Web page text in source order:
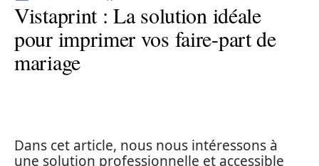
Vistaprint : La solution idéale
pour imprimer vos faire-part de
mariage
Dans cet article, nous nous intéressons à
une solution professionnelle et accessible